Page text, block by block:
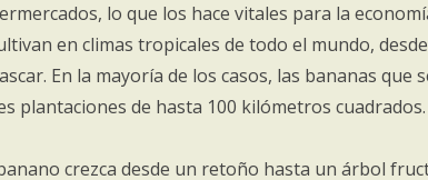
lo que los hace vitales para la
en climas tropicales de todo el mundo, desde
En la mayoría de los casos, las bananas que
plantaciones de hasta 100 kilómetros
crezca desde un retoño hasta un árbol